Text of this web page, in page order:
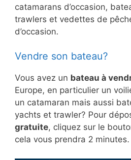
catamarans d’occasion,
trawlers et vedettes de
d’occasion.
Vendre son bateau?
Vous avez un bateau à
Europe, en particulier un
un catamaran mais aussi
yachts et trawler? Pour
gratuite, cliquez sur le
cela vous prendra 2 minutes.